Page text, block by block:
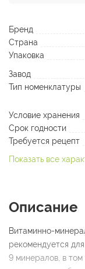
Бренд
Страна
Упаковка
Завод
Тип номенклатуры
Условие хранения
Срок годности
Требуется рецепт
Показать все
Описание
Витаминно-
рекомендуется
9 минералов, в